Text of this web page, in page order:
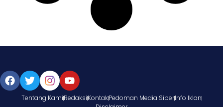
Tentang KamiRedaksiKontakPedoman Media SiberInfo Iklan